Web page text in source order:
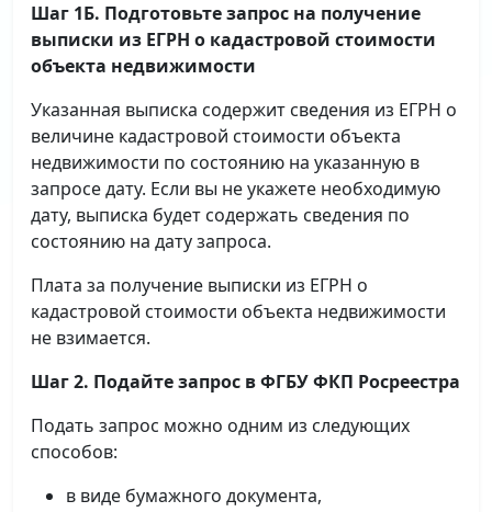
Шаг 1Б. Подготовьте запрос на получение
выписки из ЕГРН о кадастровой стоимости
объекта недвижимости
Указанная выписка содержит сведения из ЕГРН о
величине кадастровой стоимости объекта
недвижимости по состоянию на указанную в
запросе дату. Если вы не укажете необходимую
дату, выписка будет содержать сведения по
состоянию на дату запроса.
Плата за получение выписки из ЕГРН о
кадастровой стоимости объекта недвижимости
не взимается.
Шаг 2. Подайте запрос в ФГБУ ФКП Росреестра
Подать запрос можно одним из следующих
способов:
в виде бумажного документа,